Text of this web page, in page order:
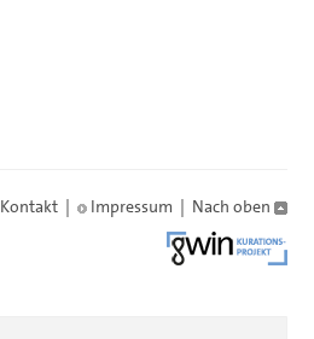
Kontakt | Impressum | Nach oben